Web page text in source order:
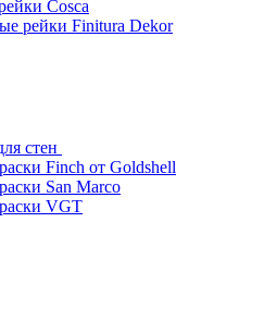
Cosca
рейки Finitura Dekor
стен
Finch от Goldshell
San Marco
VGT